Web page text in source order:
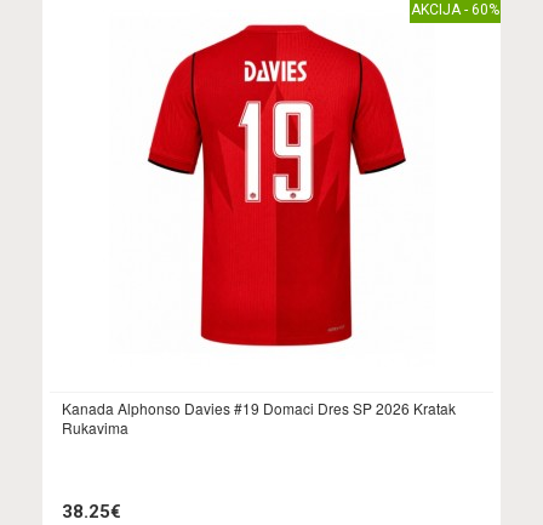
AKCIJA - 60%
Kanada Alphonso Davies #19 Domaci Dres SP 2026 Kratak
Rukavima
38.25€